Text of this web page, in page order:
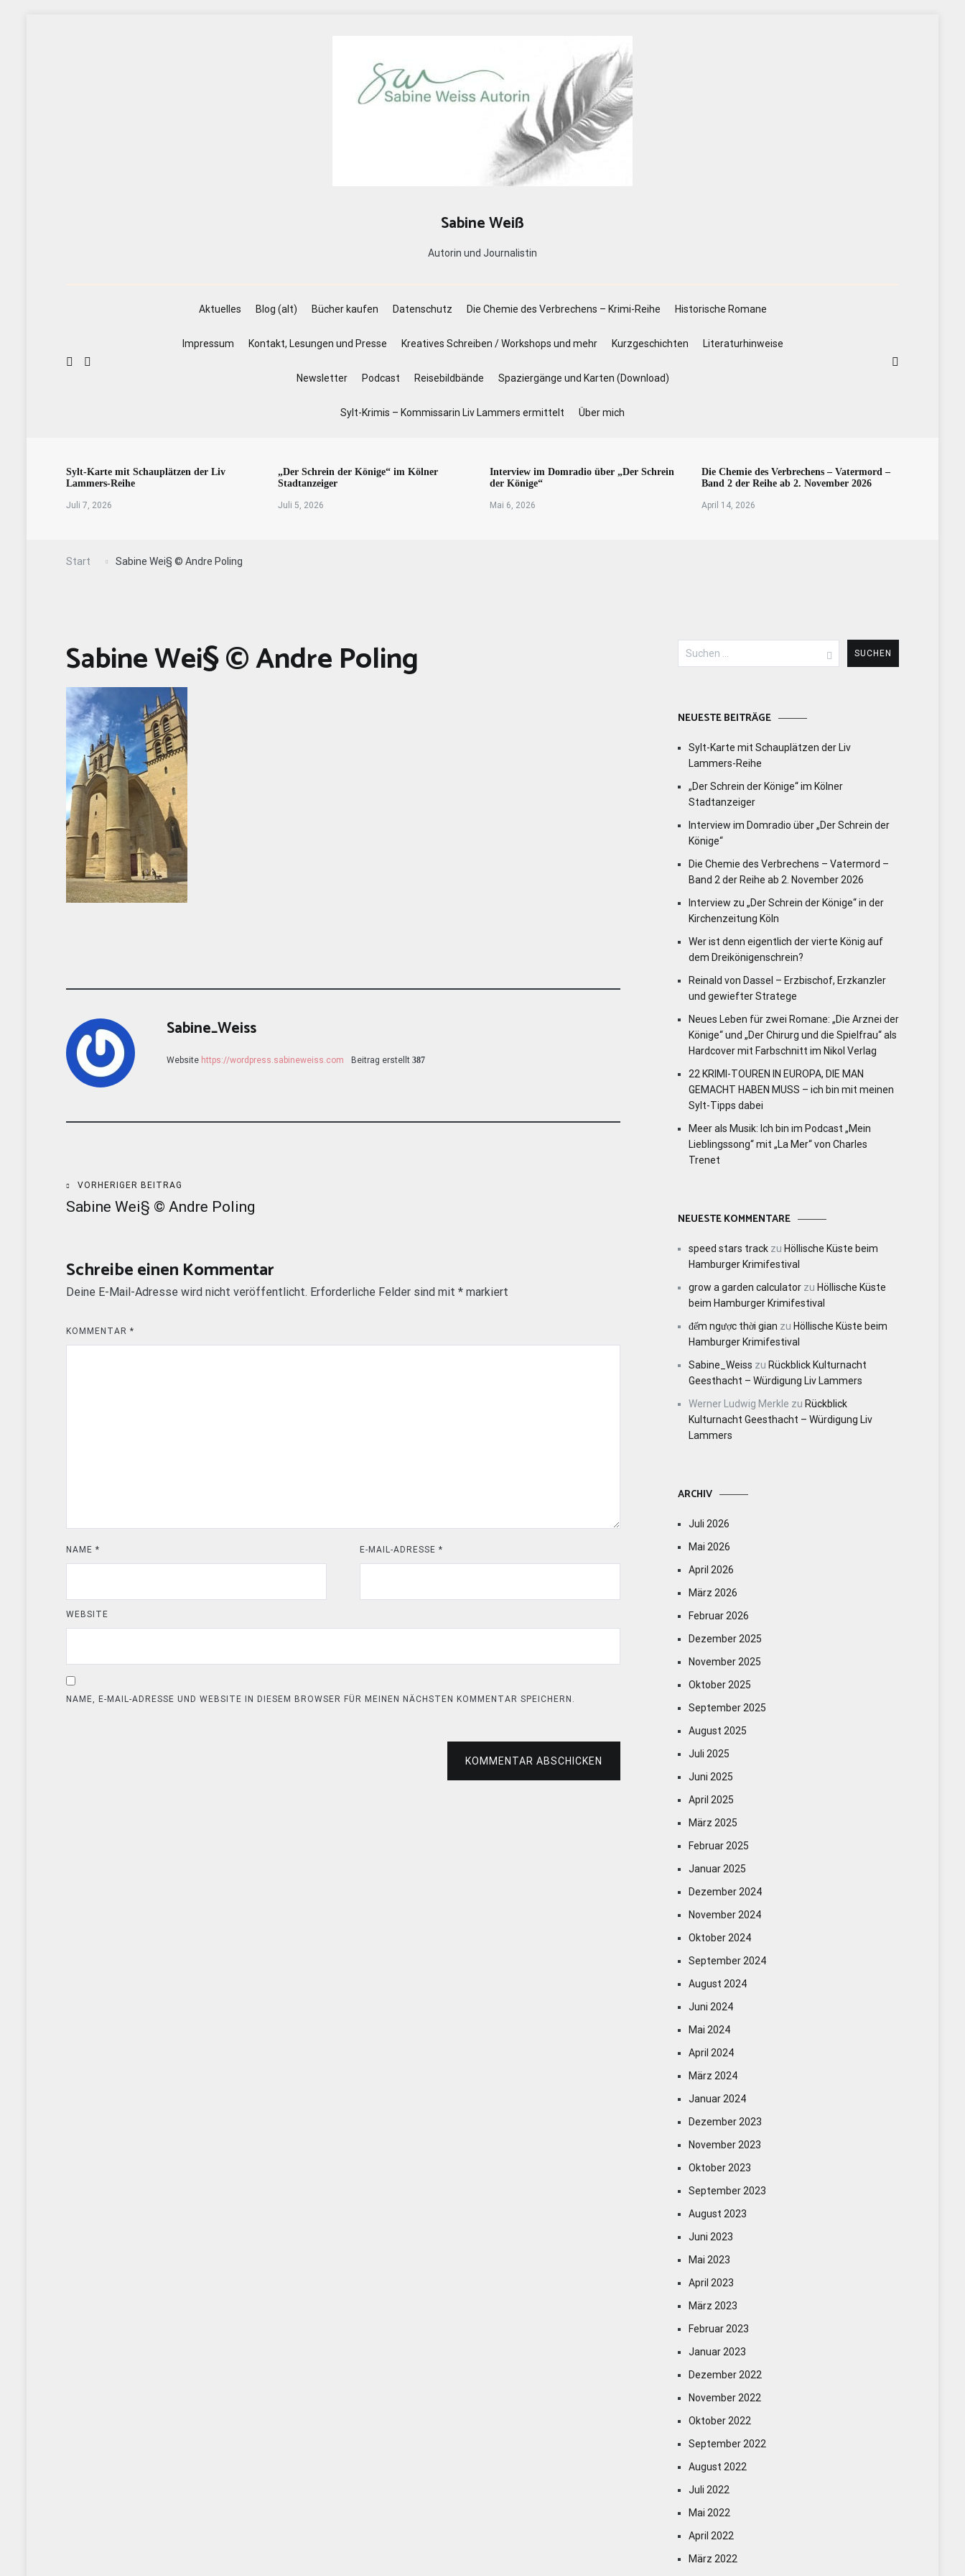
Sabine Weiß
Autorin und Journalistin
Aktuelles Blog (alt) Bücher kaufen Datenschutz Die Chemie des Verbrechens – Krimi-Reihe Historische Romane
Impressum Kontakt, Lesungen und Presse Kreatives Schreiben / Workshops und mehr Kurzgeschichten Literaturhinweise
Newsletter Podcast Reisebildbände Spaziergänge und Karten (Download)
Sylt-Krimis – Kommissarin Liv Lammers ermittelt Über mich
Sylt-Karte mit Schauplätzen der Liv
Lammers-Reihe
Juli 7, 2026
„Der Schrein der Könige“ im Kölner
Stadtanzeiger
Juli 5, 2026
Interview im Domradio über „Der Schrein
der Könige“
Mai 6, 2026
Die Chemie des Verbrechens – Vatermord –
Band 2 der Reihe ab 2. November 2026
April 14, 2026
Start Sabine Wei§ © Andre Poling
Sabine Wei§ © Andre Poling
Sabine_Weiss
Website https://wordpress.sabineweiss.com Beitrag erstellt 387
Beitragsnavigation
VORHERIGER BEITRAG
Sabine Wei§ © Andre Poling
Schreibe einen Kommentar
Deine E-Mail-Adresse wird nicht veröffentlicht. Erforderliche Felder sind mit * markiert
KOMMENTAR *
NAME * E-MAIL-ADRESSE*
WEBSITE
NAME, E-MAIL-ADRESSE UND WEBSITE IN DIESEM BROWSER FÜR MEINEN NÄCHSTEN KOMMENTAR SPEICHERN.
KOMMENTAR ABSCHICKEN
Suchen
nach:
NEUESTE BEITRÄGE
Sylt-Karte mit Schauplätzen der Liv
Lammers-Reihe
„Der Schrein der Könige“ im Kölner
Stadtanzeiger
Interview im Domradio über „Der Schrein der
Könige“
Die Chemie des Verbrechens – Vatermord –
Band 2 der Reihe ab 2. November 2026
Interview zu „Der Schrein der Könige“ in der
Kirchenzeitung Köln
Wer ist denn eigentlich der vierte König auf
dem Dreikönigenschrein?
Reinald von Dassel – Erzbischof, Erzkanzler
und gewiefter Stratege
Neues Leben für zwei Romane: „Die Arznei der
Könige“ und „Der Chirurg und die Spielfrau“ als
Hardcover mit Farbschnitt im Nikol Verlag
22 KRIMI-TOUREN IN EUROPA, DIE MAN
GEMACHT HABEN MUSS – ich bin mit meinen
Sylt-Tipps dabei
Meer als Musik: Ich bin im Podcast „Mein
Lieblingssong“ mit „La Mer“ von Charles
Trenet
NEUESTE KOMMENTARE
speed stars track zu Höllische Küste beim
Hamburger Krimifestival
grow a garden calculator zu Höllische Küste
beim Hamburger Krimifestival
đếm ngược thời gian zu Höllische Küste beim
Hamburger Krimifestival
Sabine_Weiss zu Rückblick Kulturnacht
Geesthacht – Würdigung Liv Lammers
Werner Ludwig Merkle zu Rückblick
Kulturnacht Geesthacht – Würdigung Liv
Lammers
ARCHIV
Juli 2026
Mai 2026
April 2026
März 2026
Februar 2026
Dezember 2025
November 2025
Oktober 2025
September 2025
August 2025
Juli 2025
Juni 2025
April 2025
März 2025
Februar 2025
Januar 2025
Dezember 2024
November 2024
Oktober 2024
September 2024
August 2024
Juni 2024
Mai 2024
April 2024
März 2024
Januar 2024
Dezember 2023
November 2023
Oktober 2023
September 2023
August 2023
Juni 2023
Mai 2023
April 2023
März 2023
Februar 2023
Januar 2023
Dezember 2022
November 2022
Oktober 2022
September 2022
August 2022
Juli 2022
Mai 2022
April 2022
März 2022